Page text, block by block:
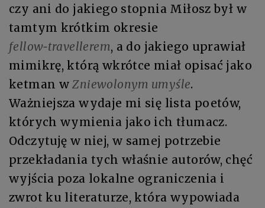
czy ani do jakiego stopnia Miłosz był w
tamtym krótkim okresie
fellow‑travellerem, a do jakiego uprawiał
mimikrę, którą wkrótce miał opisać jako
ketman wZniewolonym umyśle.
Ważniejsza wydaje mi się lista poetów,
których wymienia jako ich tłumacz.
Odczytuję w niej, w samej potrzebie
przekładania tych właśnie autorów, chęć
wyjścia poza lokalne ograniczenia i
zwrot ku literaturze, która wypowiada